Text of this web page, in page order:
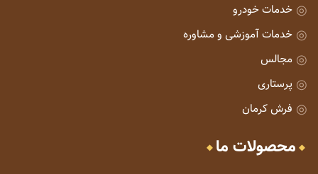
خدمات خودرو
خدمات آموزشی و مشاوره
مجالس
پرستاری
فرش کرمان
محصولات ما